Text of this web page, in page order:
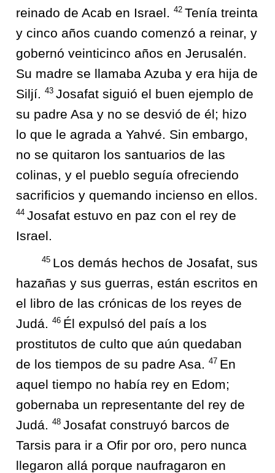
reinado de Acab en Israel. 42 Tenía treinta
y cinco años cuando comenzó a reinar, y
gobernó veinticinco años en Jerusalén.
Su madre se llamaba Azuba y era hija de
Siljí. 43 Josafat siguió el buen ejemplo de
su padre Asa y no se desvió de él; hizo
lo que le agrada a Yahvé. Sin embargo,
no se quitaron los santuarios de las
colinas, y el pueblo seguía ofreciendo
sacrificios y quemando incienso en ellos.
44 Josafat estuvo en paz con el rey de
Israel.
45 Los demás hechos de Josafat, sus
hazañas y sus guerras, están escritos en
el libro de las crónicas de los reyes de
Judá.
46 Él expulsó del país a los
prostitutos de culto que aún quedaban
de los tiempos de su padre Asa.
47 En
aquel tiempo no había rey en Edom;
gobernaba un representante del rey de
Judá.
48 Josafat construyó barcos de
Tarsis para ir a Ofir por oro, pero nunca
llegaron allá porque naufragaron en